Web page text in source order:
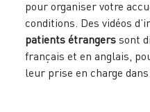
pour organiser votre
conditions. Des vidéos
patients étrangers sont
français et en anglais,
leur prise en charge